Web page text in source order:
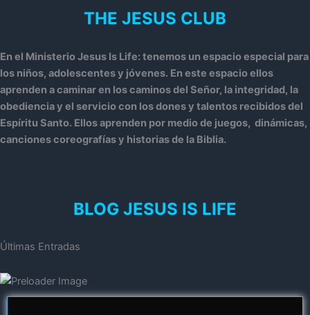
THE JESUS CLUB
En el Ministerio Jesus Is Life: tenemos un espacio especial para
los niños, adolescentes y jóvenes. En este espacio ellos
aprenden a caminar en los caminos del Señor, la integridad, la
obediencia y el servicio con los dones y talentos recibidos del
Espíritu Santo. Ellos aprenden por medio de juegos, dinámicas,
canciones coreografías y historias de la Biblia.
BLOG JESUS IS LIFE
Últimas Entradas